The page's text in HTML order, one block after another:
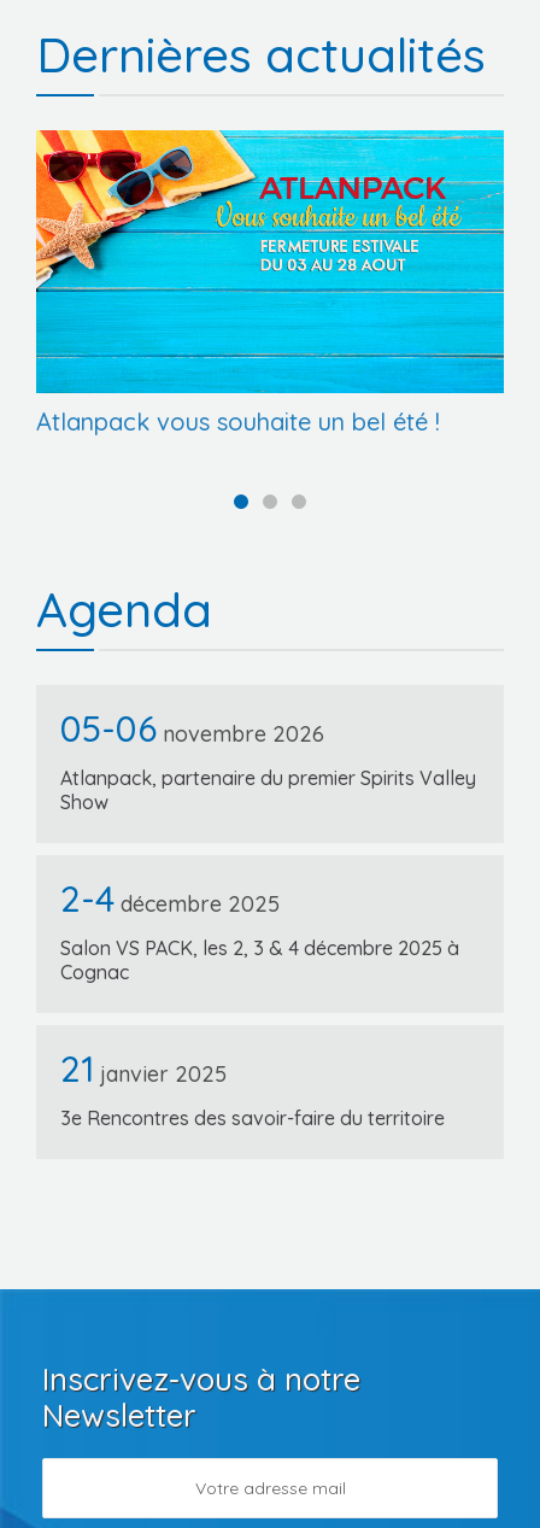
Dernières actualités
Atlanpack vous souhaite un bel été !
Agenda
05-06 novembre 2026
Atlanpack, partenaire du premier Spirits Valley
Show
2-4 décembre 2025
Salon VS PACK, les 2, 3 & 4 décembre 2025 à
Cognac
21 janvier 2025
3e Rencontres des savoir-faire du territoire
Inscrivez-vous à notre
Newsletter